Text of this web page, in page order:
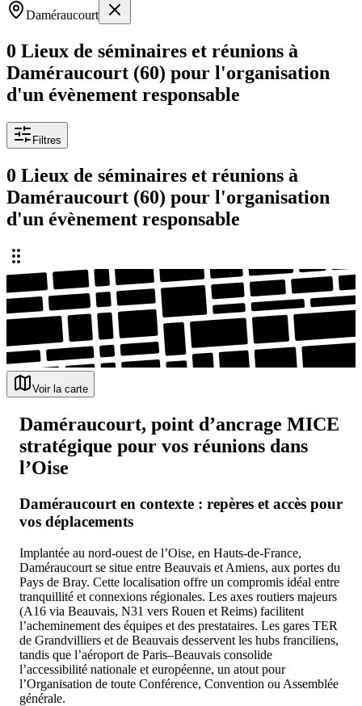
Daméraucourt
0 Lieux de séminaires et réunions à
Daméraucourt (60) pour l'organisation
d'un évènement responsable
Filtres
0 Lieux de séminaires et réunions à
Daméraucourt (60) pour l'organisation
d'un évènement responsable
Voir la carte
Daméraucourt, point d’ancrage MICE
stratégique pour vos réunions dans
l’Oise
Daméraucourt en contexte : repères et accès pour
vos déplacements
Implantée au nord-ouest de l’Oise, en Hauts-de-France,
Daméraucourt se situe entre Beauvais et Amiens, aux portes du
Pays de Bray. Cette localisation offre un compromis idéal entre
tranquillité et connexions régionales. Les axes routiers majeurs
(A16 via Beauvais, N31 vers Rouen et Reims) facilitent
l’acheminement des équipes et des prestataires. Les gares TER
de Grandvilliers et de Beauvais desservent les hubs franciliens,
tandis que l’aéroport de Paris–Beauvais consolide
l’accessibilité nationale et européenne, un atout pour
l’Organisation de toute Conférence, Convention ou Assemblée
générale.